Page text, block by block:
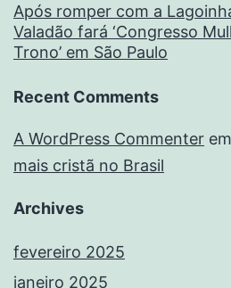
Após romper com a
Valadão fará ‘Congresso
Trono’ em São Paulo
Recent Comments
A WordPress Commenter em
mais cristã no Brasil
Archives
fevereiro 2025
janeiro 2025